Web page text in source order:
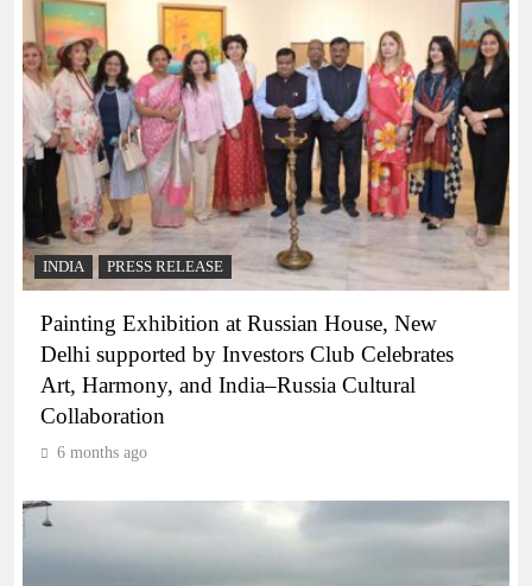
INDIA PRESS RELEASE
Painting Exhibition at Russian House, New
Delhi supported by Investors Club Celebrates
Art, Harmony, and India–Russia Cultural
Collaboration
6 months ago